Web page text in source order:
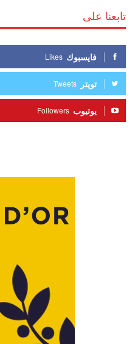
تابعنا على
فايسبوك Likes
تويتر Tweets
يوتيوب Followers